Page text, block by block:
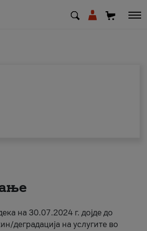
на 30.07.2024 г. дојде до
деградација на услугите во